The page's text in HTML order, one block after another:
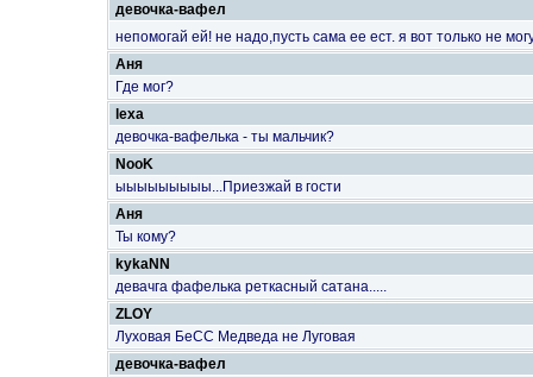
девочка-вафел
непомогай ей! не надо,пусть сама ее ест. я вот только не
Аня
Где мог?
lexa
девочка-вафелька - ты мальчик?
NooK
ыыыыыыыыы...Приезжай в гости
Аня
Ты кому?
kykaNN
девачга фафелька реткасный сатана.....
ZLOY
Луховая БеСС Медведа не Луговая
девочка-вафел